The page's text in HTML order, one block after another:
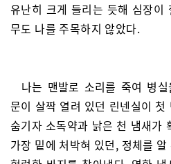
유난히 크게 들리는 듯해 심장이
무도 나를 주목하지 않았다.
나는 맨발로 소리를 죽여 병
문이 살짝 열려 있던 린넨실이
숨기자 소독약과 낡은 천 냄새가
가장 밑에 처박혀 있던, 정체를